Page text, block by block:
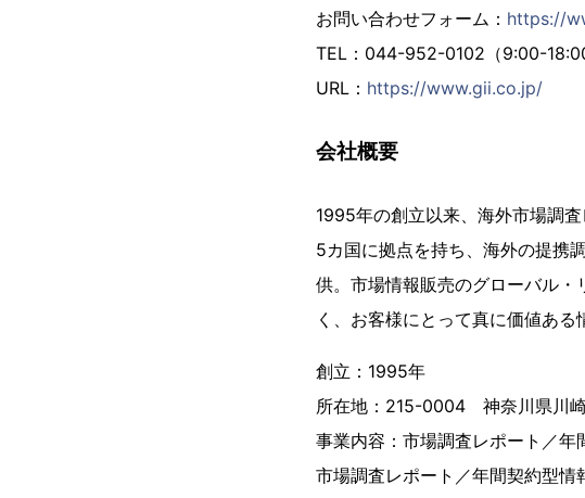
お問い合わせフォーム： https://
TEL：044-952-0102（9:00-
URL： https://www.gii.co.jp/
会社概要
1995年の創立以来、海外市場調
5カ国に拠点を持ち、海外の提携
供。市場情報販売のグローバル
く、お客様にとって真に価値ある
創立：1995年
所在地：215-0004 神奈川県川
事業内容：市場調査レポート／
市場調査レポート／年間契約型情